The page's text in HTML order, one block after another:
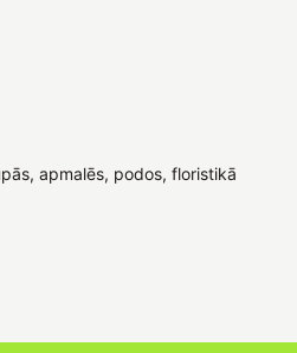
apmalēs, podos, floristikā